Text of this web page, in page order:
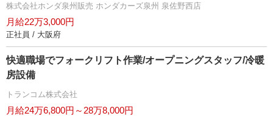
株式会社ホンダ泉州販売 ホンダカーズ泉州 泉佐野西店
月給22万3,000円
正社員 / 大阪府
快適職場でフォークリフト作業/オープニングスタッフ/冷暖
房設備
トランコム株式会社
月給24万6,800円～28万8,000円